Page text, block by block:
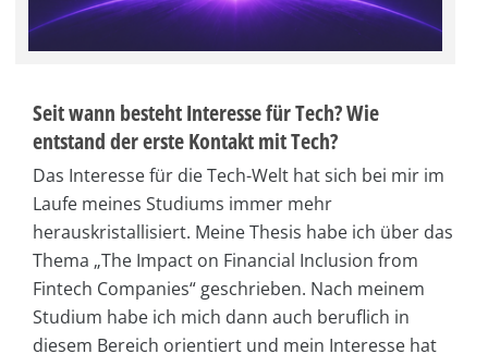
Seit wann besteht Interesse für Tech? Wie
entstand der erste Kontakt mit Tech?
Das Interesse für die Tech-Welt hat sich bei mir im
Laufe meines Studiums immer mehr
herauskristallisiert. Meine Thesis habe ich über das
Thema „The Impact on Financial Inclusion from
Fintech Companies“ geschrieben. Nach meinem
Studium habe ich mich dann auch beruflich in
diesem Bereich orientiert und mein Interesse hat